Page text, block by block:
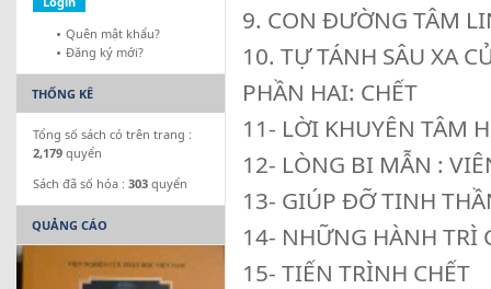
9. CON ĐƯỜNG TÂM
10. TỰ TÁNH SÂU XA
PHẦN HAI: CHẾT
11- LỜI KHUYÊN TÂM
12- LÒNG BI MẪN :
13- GIÚP ĐỠ TINH
14- NHỮNG HÀNH TRÌ
15- TIẾN TRÌNH CHẾT
Quên mật khẩu?
Đăng ký mới?
THỐNG KÊ
Tổng số sách có trên trang :
2,179 quyển
Sách đã số hóa : 303 quyển
QUẢNG CÁO